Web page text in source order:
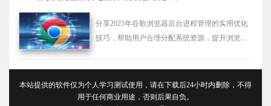
分享2025年谷歌浏览器后台进程管理的实用优化
技巧，帮助用户合理分配系统资源，提升浏览器
本站提供的软件仅为个人学习测试使用，请在下载后24小时内删除，不得
用于任何商业用途，否则后果自负。